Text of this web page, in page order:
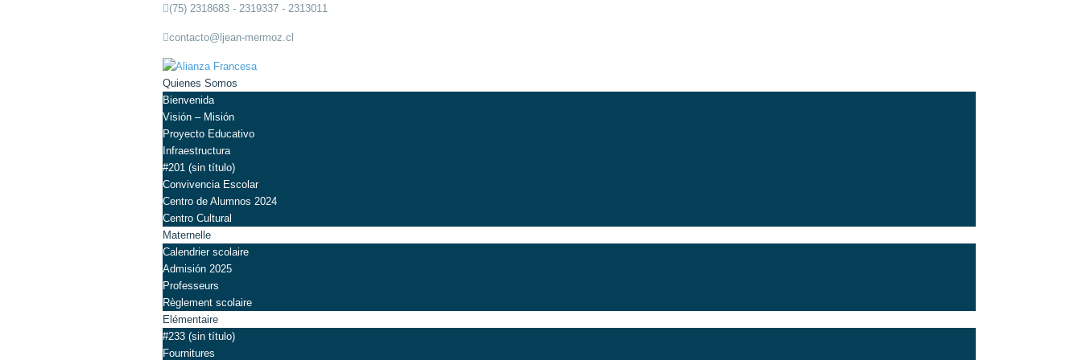
(75) 2318683 - 2319337 - 2313011
contacto@ljean-mermoz.cl
Quienes Somos
Bienvenida
Visión – Misión
Proyecto Educativo
Infraestructura
#201 (sin título)
Convivencia Escolar
Centro de Alumnos 2024
Centro Cultural
Maternelle
Calendrier scolaire
Admisión 2025
Professeurs
Règlement scolaire
Elémentaire
#233 (sin título)
Fournitures